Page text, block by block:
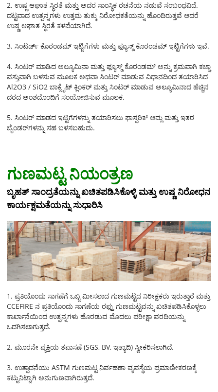
2. ಉಷ್ಣ ಆಘಾತ ಸ್ಥಿರತೆ ಮತ್ತು ಅದರ ಸಾಂಸ್ಥಿಕ ರಚನೆಯ ನಡುವೆ ಸಂಬಂಧವಿದೆ.
ದಟ್ಟವಾದ ಉತ್ಪನ್ನಗಳು ಉತ್ತಮ ತುಕ್ಕು ನಿರೋಧಕತೆಯನ್ನು ಹೊಂದಿರುತ್ತವೆ ಆದರೆ
ಉಷ್ಣ ಆಘಾತ ಸ್ಥಿರತೆ ಕಳಪೆಯಾಗಿದೆ.
3. ಸಿಂಟರ್ಡ್ ಕೊರಂಡಮ್ ಇಟ್ಟಿಗೆಗಳು ಮತ್ತು ಫ್ಯೂಸ್ಡ್ ಕೊರಂಡಮ್ ಇಟ್ಟಿಗೆಗಳು ಇವೆ.
4. ಸಿಂಟರ್ ಮಾಡಿದ ಅಲ್ಯೂಮಿನಾ ಮತ್ತು ಫ್ಯೂಸ್ಡ್ ಕೊರಂಡಮ್ ಅನ್ನು ಕ್ರಮವಾಗಿ ಕಚ್ಚಾ
ವಸ್ತುವಾಗಿ ಬಳಸುವ ಮೂಲಕ ಅಥವಾ ಸಿಂಟರ್ ಮಾಡುವ ವಿಧಾನದಿಂದ ತಯಾರಿಸಿದ
Al2O3 / SiO2 ಬಾಕ್ಸೈಟ್ ಕ್ಲಿಂಕರ್ ಮತ್ತು ಸಿಂಟರ್ ಮಾಡುವ ಅಲ್ಯೂಮಿನಾದ ಹೆಚ್ಚಿನ
ದರದ ಅಂಶದೊಂದಿಗೆ ಸಂಯೋಜಿಸುವ ಮೂಲಕ.
5. ಸಿಂಟರ್ ಮಾಡದ ಇಟ್ಟಿಗೆಗಳನ್ನು ತಯಾರಿಸಲು ಫಾಸ್ಪರಿಕ್ ಆಮ್ಲ ಮತ್ತು ಇತರ
ಬೈಂಡರ್‌ಗಳನ್ನು ಸಹ ಬಳಸಬಹುದು.
ಗುಣಮಟ್ಟ ನಿಯಂತ್ರಣ
ಬೃಹತ್ ಸಾಂದ್ರತೆಯನ್ನು ಖಚಿತಪಡಿಸಿಕೊಳ್ಳಿ ಮತ್ತು ಉಷ್ಣ ನಿರೋಧನ
ಕಾರ್ಯಕ್ಷಮತೆಯನ್ನು ಸುಧಾರಿಸಿ
1. ಪ್ರತಿಯೊಂದು ಸಾಗಣೆಗೆ ಒಬ್ಬ ಮೀಸಲಾದ ಗುಣಮಟ್ಟದ ನಿರೀಕ್ಷಕರು ಇರುತ್ತಾರೆ ಮತ್ತು
CCEFIRE ನ ಪ್ರತಿಯೊಂದು ಸಾಗಣೆಯ ರಫ್ತು ಗುಣಮಟ್ಟವನ್ನು ಖಚಿತಪಡಿಸಿಕೊಳ್ಳಲು
ಕಾರ್ಖಾನೆಯಿಂದ ಉತ್ಪನ್ನಗಳು ಹೊರಡುವ ಮೊದಲು ಪರೀಕ್ಷಾ ವರದಿಯನ್ನು
ಒದಗಿಸಲಾಗುತ್ತದೆ.
2. ಮೂರನೇ ವ್ಯಕ್ತಿಯ ತಪಾಸಣೆ (SGS, BV, ಇತ್ಯಾದಿ) ಸ್ವೀಕರಿಸಲಾಗಿದೆ.
3. ಉತ್ಪಾದನೆಯು ASTM ಗುಣಮಟ್ಟ ನಿರ್ವಹಣಾ ವ್ಯವಸ್ಥೆಯ ಪ್ರಮಾಣೀಕರಣಕ್ಕೆ
ಕಟ್ಟುನಿಟ್ಟಾಗಿ ಅನುಗುಣವಾಗಿರುತ್ತದೆ.